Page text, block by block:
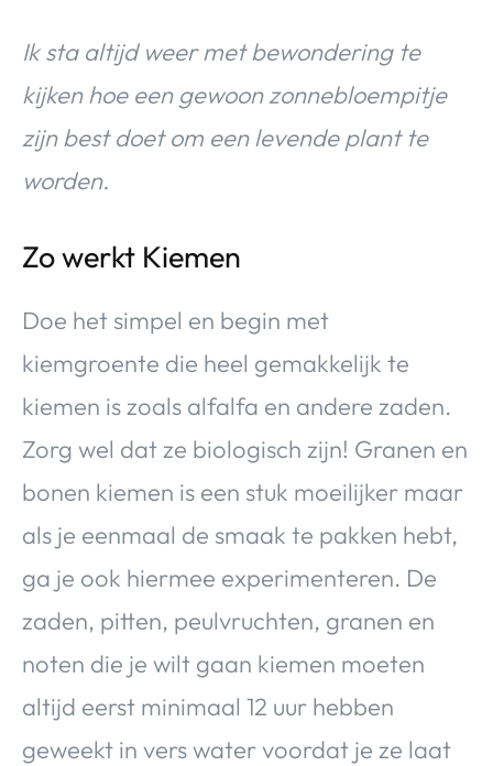
Ik sta altijd weer met bewondering te
kijken hoe een gewoon zonnebloempitje
zijn best doet om een levende plant te
worden.
Zo werkt Kiemen
Doe het simpel en begin met
kiemgroente die heel gemakkelijk te
kiemen is zoals alfalfa en andere zaden.
Zorg wel dat ze biologisch zijn! Granen en
bonen kiemen is een stuk moeilijker maar
als je eenmaal de smaak te pakken hebt,
ga je ook hiermee experimenteren. De
zaden, pitten, peulvruchten, granen en
noten die je wilt gaan kiemen moeten
altijd eerst minimaal 12 uur hebben
geweekt in vers water voordat je ze laat